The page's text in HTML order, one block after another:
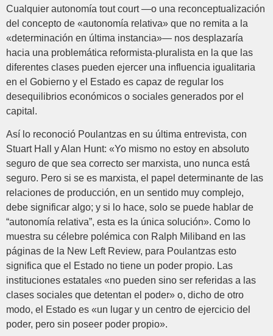
Cualquier autonomía tout court —o una reconceptualización
del concepto de «autonomía relativa» que no remita a la
«determinación en última instancia»— nos desplazaría
hacia una problemática reformista-pluralista en la que las
diferentes clases pueden ejercer una influencia igualitaria
en el Gobierno y el Estado es capaz de regular los
desequilibrios económicos o sociales generados por el
capital.
Así lo reconoció Poulantzas en su última entrevista, con
Stuart Hall y Alan Hunt: «Yo mismo no estoy en absoluto
seguro de que sea correcto ser marxista, uno nunca está
seguro. Pero si se es marxista, el papel determinante de las
relaciones de producción, en un sentido muy complejo,
debe significar algo; y si lo hace, solo se puede hablar de
“autonomía relativa”, esta es la única solución». Como lo
muestra su célebre polémica con Ralph Miliband en las
páginas de la New Left Review, para Poulantzas esto
significa que el Estado no tiene un poder propio. Las
instituciones estatales «no pueden sino ser referidas a las
clases sociales que detentan el poder» o, dicho de otro
modo, el Estado es «un lugar y un centro de ejercicio del
poder, pero sin poseer poder propio».